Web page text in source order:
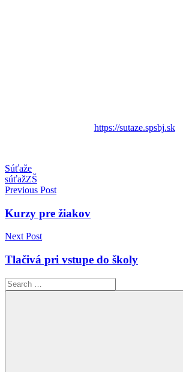
https://sutaze.spsbj.sk
Súťaže
súťažZŠ
Navigácia
v
článku
Previous Post
Kurzy pre žiakov
Next Post
Tlačivá pri vstupe do školy
Search
for: